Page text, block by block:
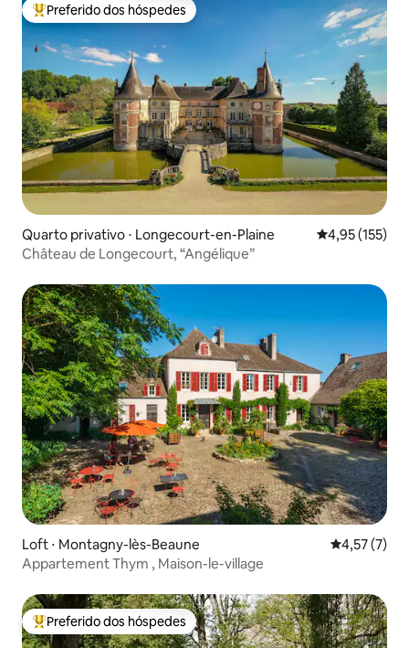
Entre os melhores preferidos dos hóspedes
Preferido dos hóspedes
Quarto privativo ⋅ Longecourt-en-Plaine 4,95 de uma
4,95 (155)
Château de Longecourt, “Angélique”
Loft ⋅ Montagny-lès-Beaune 4,57 de
4,57 (7)
Appartement Thym , Maison-le-village
Entre os melhores preferidos dos hóspedes
Preferido dos hóspedes